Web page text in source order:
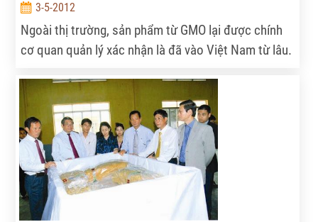
3-5-2012
Ngoài thị trường, sản phẩm từ GMO lại được chính
cơ quan quản lý xác nhận là đã vào Việt Nam từ lâu.
thị trường, tranh chiếm đất với hàng đã kiểm duyệt.